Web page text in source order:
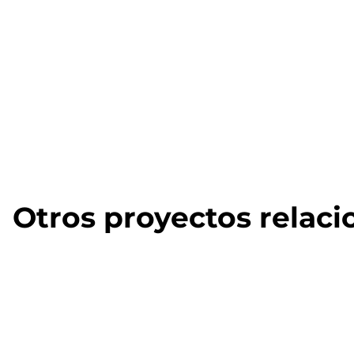
Otros proyectos